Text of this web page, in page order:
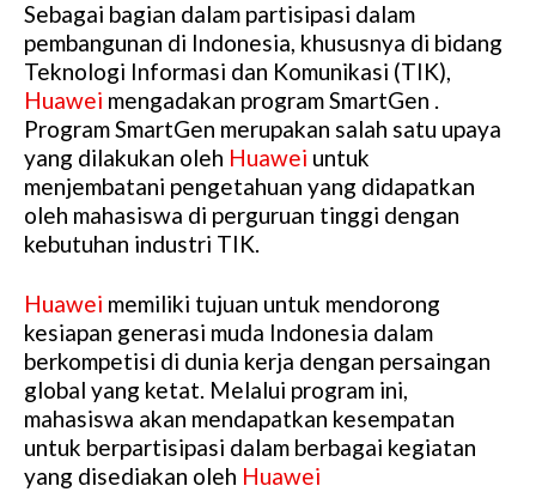
Sebagai bagian dalam partisipasi dalam
pembangunan di Indonesia, khususnya di bidang
Teknologi Informasi dan Komunikasi (TIK),
Huawei mengadakan program SmartGen .
Program SmartGen merupakan salah satu upaya
yang dilakukan oleh Huawei untuk
menjembatani pengetahuan yang didapatkan
oleh mahasiswa di perguruan tinggi dengan
kebutuhan industri TIK.
Huawei memiliki tujuan untuk mendorong
kesiapan generasi muda Indonesia dalam
berkompetisi di dunia kerja dengan persaingan
global yang ketat. Melalui program ini,
mahasiswa akan mendapatkan kesempatan
untuk berpartisipasi dalam berbagai kegiatan
yang disediakan oleh Huawei